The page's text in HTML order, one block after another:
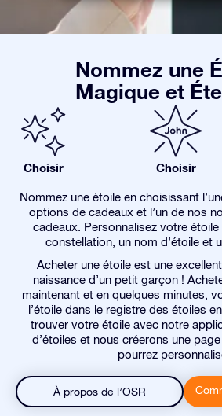
Nommez une
Magique et
Choisir Choisir
Nommez une étoile en choisissant
options de cadeaux et l’un de nos
cadeaux. Personnalisez votre
constellation, un nom d’étoile et
Acheter une étoile est une
naissance d’un petit garçon !
maintenant et en quelques minutes,
l’étoile dans le registre des étoiles
trouver votre étoile avec notre
d’étoiles et nous créerons une
pourrez
À propos de l’OSR